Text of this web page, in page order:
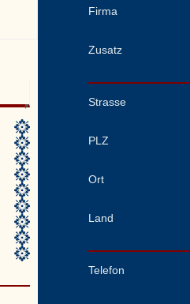
Firma
Zusatz
Strasse
PLZ
Ort
Land
Telefon